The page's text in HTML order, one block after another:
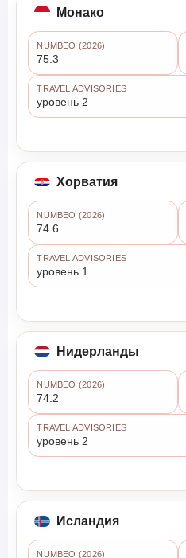
Монако
NUMBEO (2026)
75.3
TRAVEL ADVISORIES
уровень 2
Хорватия
NUMBEO (2026)
74.6
TRAVEL ADVISORIES
уровень 1
Нидерланды
NUMBEO (2026)
74.2
TRAVEL ADVISORIES
уровень 2
Исландия
NUMBEO (2026)